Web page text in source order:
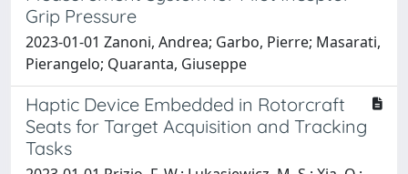
Grip Pressure
2023-01-01 Zanoni, Andrea; Garbo, Pierre; Masarati,
Pierangelo; Quaranta, Giuseppe
Haptic Device Embedded in Rotorcraft
Seats for Target Acquisition and Tracking
Tasks